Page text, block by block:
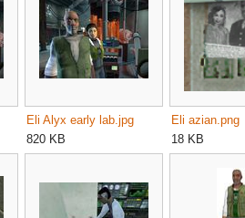
Eli Alyx early lab.jpg
820 KB
Eli azian.png
18 KB